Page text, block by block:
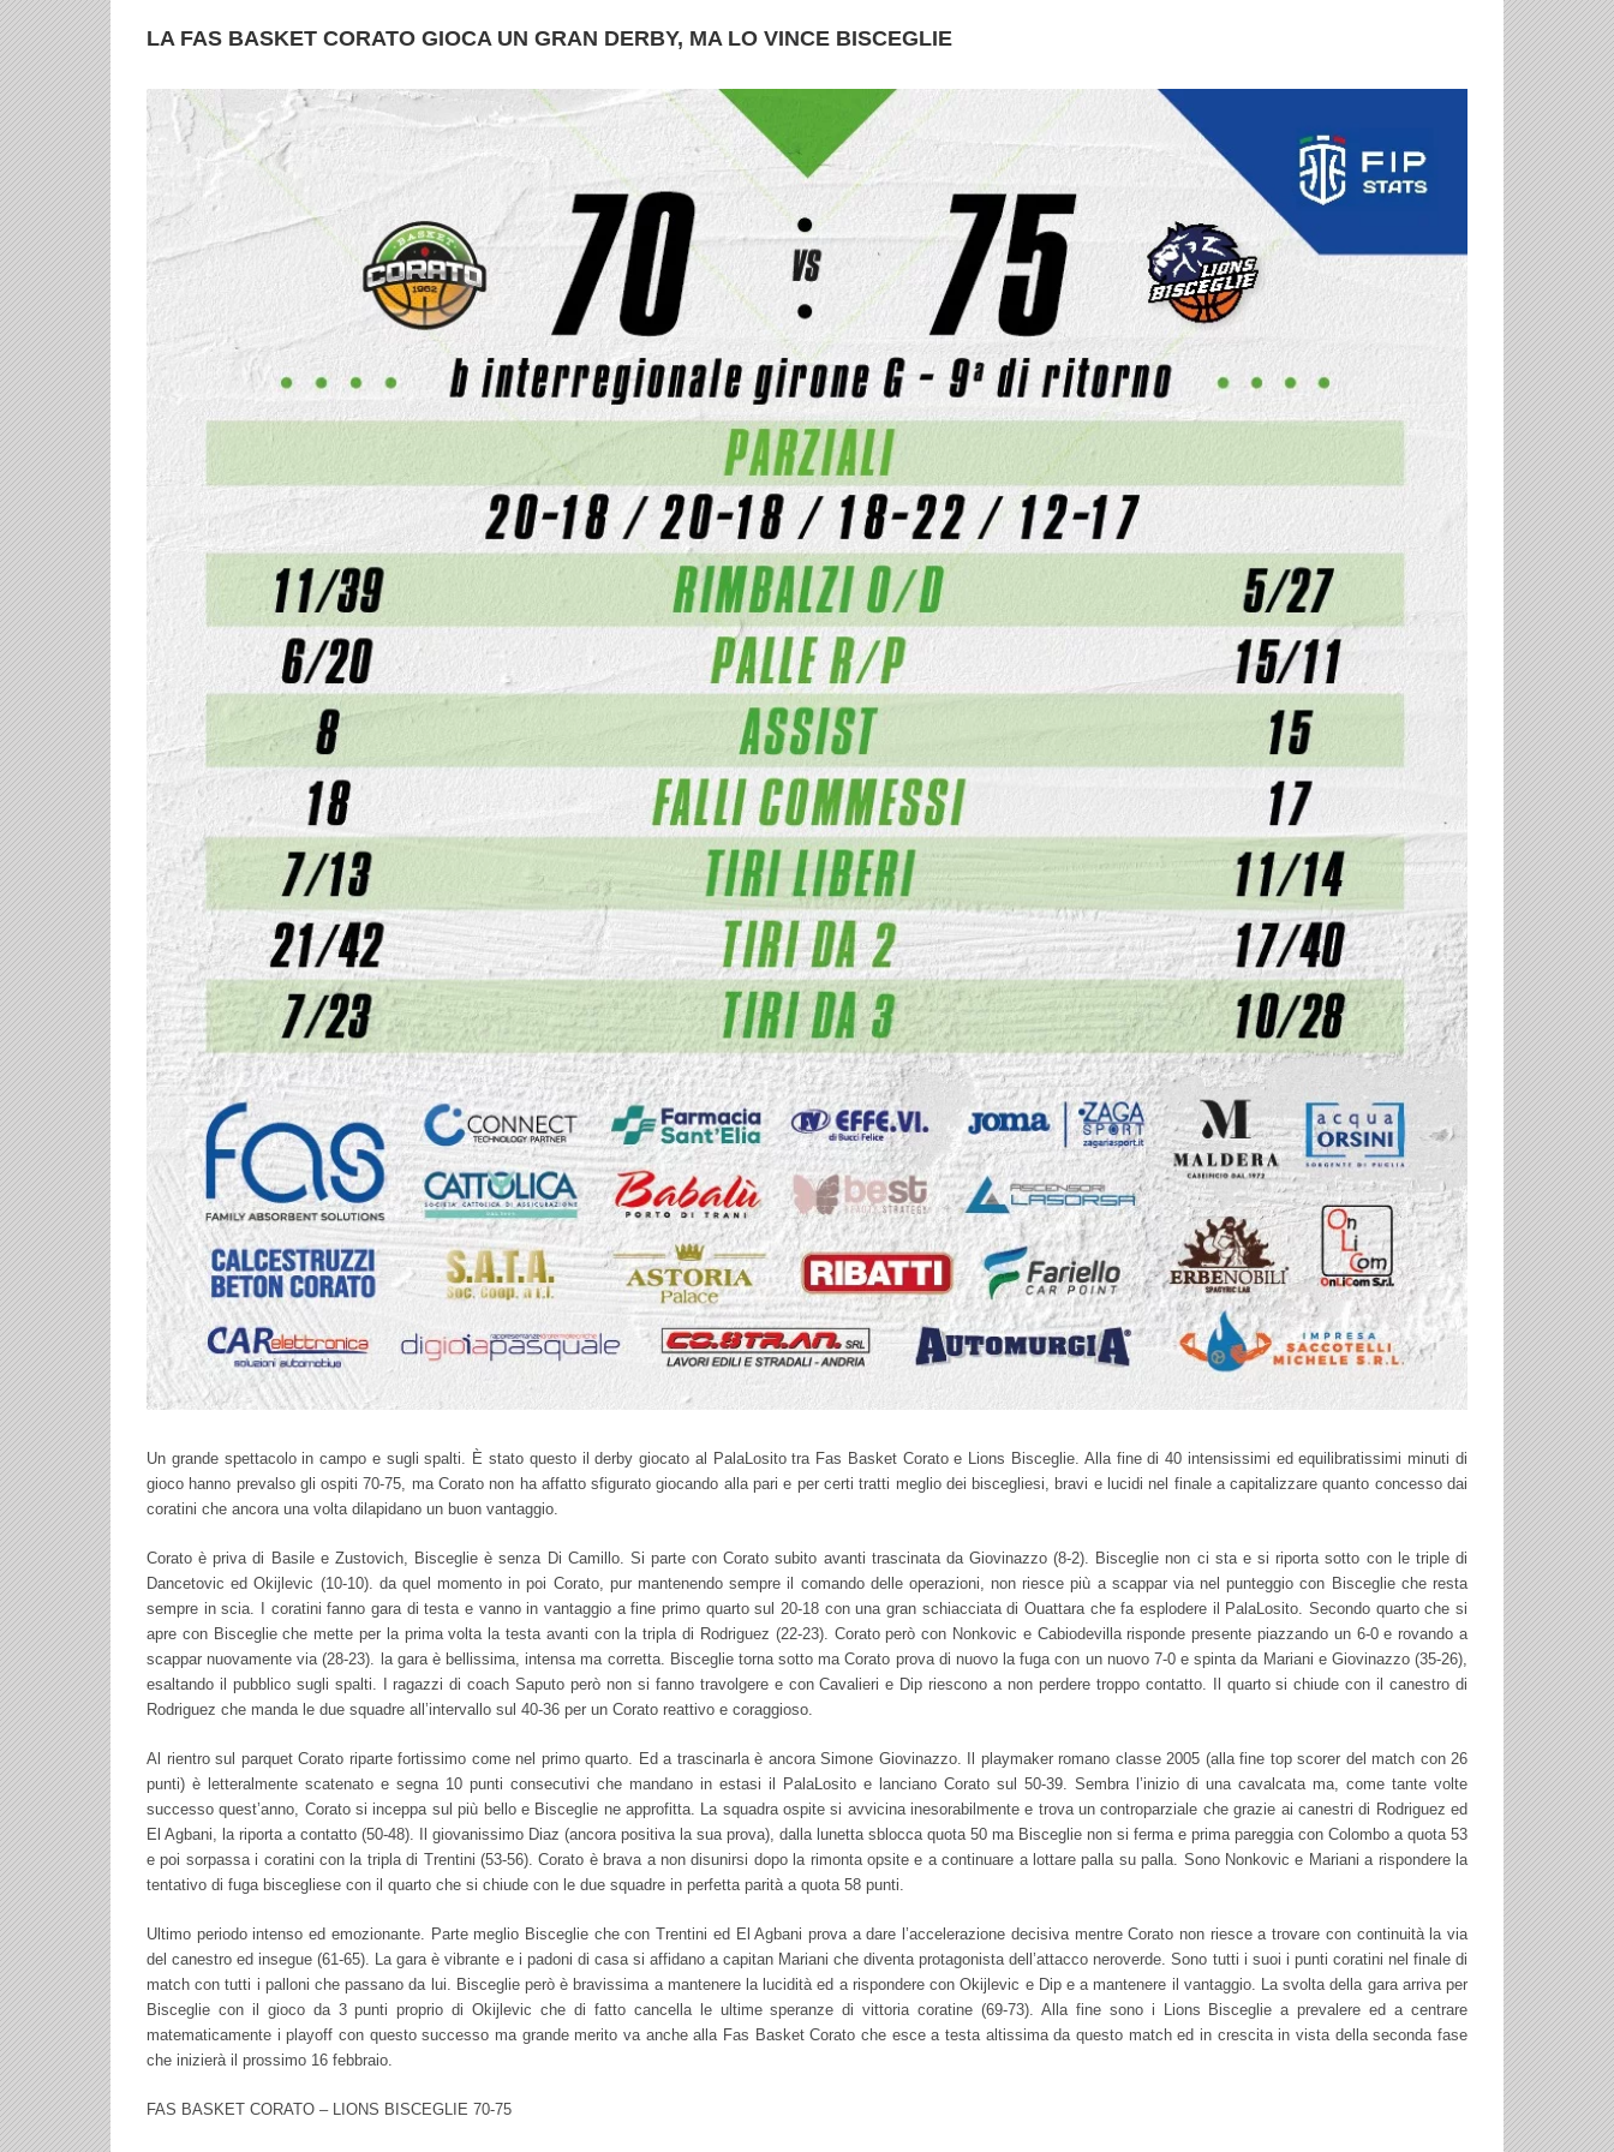
LA FAS BASKET CORATO GIOCA UN GRAN DERBY, MA LO VINCE BISCEGLIE
Ingrandisci
immagine
Un grande spettacolo in campo e sugli spalti. È stato questo il derby giocato al PalaLosito tra Fas Basket Corato e Lions Bisceglie. Alla fine di 40 intensissimi ed equilibratissimi minuti di
gioco hanno prevalso gli ospiti 70-75, ma Corato non ha affatto sfigurato giocando alla pari e per certi tratti meglio dei biscegliesi, bravi e lucidi nel finale a capitalizzare quanto concesso dai
coratini che ancora una volta dilapidano un buon vantaggio.
Corato è priva di Basile e Zustovich, Bisceglie è senza Di Camillo. Si parte con Corato subito avanti trascinata da Giovinazzo (8-2). Bisceglie non ci sta e si riporta sotto con le triple di
Dancetovic ed Okijlevic (10-10). da quel momento in poi Corato, pur mantenendo sempre il comando delle operazioni, non riesce più a scappar via nel punteggio con Bisceglie che resta
sempre in scia. I coratini fanno gara di testa e vanno in vantaggio a fine primo quarto sul 20-18 con una gran schiacciata di Ouattara che fa esplodere il PalaLosito. Secondo quarto che si
apre con Bisceglie che mette per la prima volta la testa avanti con la tripla di Rodriguez (22-23). Corato però con Nonkovic e Cabiodevilla risponde presente piazzando un 6-0 e rovando a
scappar nuovamente via (28-23). la gara è bellissima, intensa ma corretta. Bisceglie torna sotto ma Corato prova di nuovo la fuga con un nuovo 7-0 e spinta da Mariani e Giovinazzo (35-26),
esaltando il pubblico sugli spalti. I ragazzi di coach Saputo però non si fanno travolgere e con Cavalieri e Dip riescono a non perdere troppo contatto. Il quarto si chiude con il canestro di
Rodriguez che manda le due squadre all’intervallo sul 40-36 per un Corato reattivo e coraggioso.
Al rientro sul parquet Corato riparte fortissimo come nel primo quarto. Ed a trascinarla è ancora Simone Giovinazzo. Il playmaker romano classe 2005 (alla fine top scorer del match con 26
punti) è letteralmente scatenato e segna 10 punti consecutivi che mandano in estasi il PalaLosito e lanciano Corato sul 50-39. Sembra l’inizio di una cavalcata ma, come tante volte
successo quest’anno, Corato si inceppa sul più bello e Bisceglie ne approfitta. La squadra ospite si avvicina inesorabilmente e trova un controparziale che grazie ai canestri di Rodriguez ed
El Agbani, la riporta a contatto (50-48). Il giovanissimo Diaz (ancora positiva la sua prova), dalla lunetta sblocca quota 50 ma Bisceglie non si ferma e prima pareggia con Colombo a quota 53
e poi sorpassa i coratini con la tripla di Trentini (53-56). Corato è brava a non disunirsi dopo la rimonta opsite e a continuare a lottare palla su palla. Sono Nonkovic e Mariani a rispondere la
tentativo di fuga biscegliese con il quarto che si chiude con le due squadre in perfetta parità a quota 58 punti.
Ultimo periodo intenso ed emozionante. Parte meglio Bisceglie che con Trentini ed El Agbani prova a dare l’accelerazione decisiva mentre Corato non riesce a trovare con continuità la via
del canestro ed insegue (61-65). La gara è vibrante e i padoni di casa si affidano a capitan Mariani che diventa protagonista dell’attacco neroverde. Sono tutti i suoi i punti coratini nel finale di
match con tutti i palloni che passano da lui. Bisceglie però è bravissima a mantenere la lucidità ed a rispondere con Okijlevic e Dip e a mantenere il vantaggio. La svolta della gara arriva per
Bisceglie con il gioco da 3 punti proprio di Okijlevic che di fatto cancella le ultime speranze di vittoria coratine (69-73). Alla fine sono i Lions Bisceglie a prevalere ed a centrare
matematicamente i playoff con questo successo ma grande merito va anche alla Fas Basket Corato che esce a testa altissima da questo match ed in crescita in vista della seconda fase
che inizierà il prossimo 16 febbraio.
FAS BASKET CORATO – LIONS BISCEGLIE 70-75